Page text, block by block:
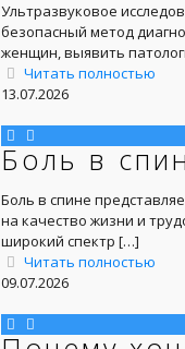
Ультразвуковое
безопасный метод
женщин, выявить
Читать полностью
13.07.2026
Боль в
Боль в спине
на качество жизни и
широкий спектр […]
Читать полностью
09.07.2026